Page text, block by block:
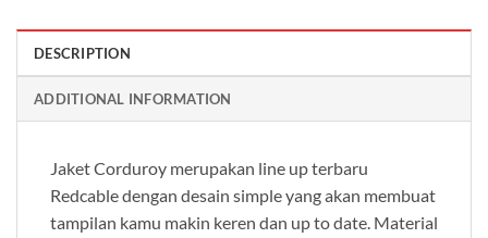
DESCRIPTION
ADDITIONAL INFORMATION
Jaket Corduroy merupakan line up terbaru
Redcable dengan desain simple yang akan membuat
tampilan kamu makin keren dan up to date. Material